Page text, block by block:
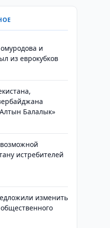
и
из еврокубков
Балалык»
истребителей
изменить